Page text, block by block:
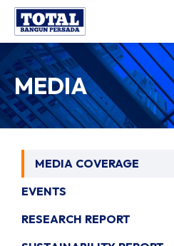
MEDIA
MEDIA COVERAGE
EVENTS
RESEARCH REPORT